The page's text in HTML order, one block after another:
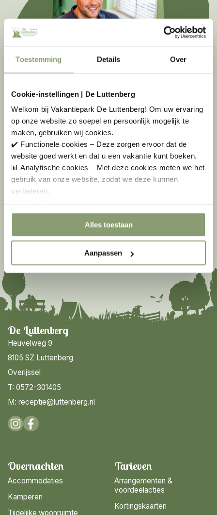
Toestemming Details Over
Cookie-instellingen | De Luttenberg
Welkom bij Vakantiepark De Luttenberg! Om uw ervaring
op onze website zo soepel en persoonlijk mogelijk te
maken, gebruiken wij cookies.
✔️ Functionele cookies – Deze zorgen ervoor dat de
website goed werkt en dat u een vakantie kunt boeken.
📊 Analytische cookies – Met deze cookies meten we het
gebruik van onze website, zodat we deze kunnen
verbeteren.
aanbiedingen en advertenties laten zien.
Alles toestaan
Aanpassen
ZIEN WE U SNEL IN LUTTENBERG?
Wij stellen alles in het werk voor het beleven van een fijn
verblijf op ons vakantiepark. We wensen iedereen ELKE
DAG EEN VAKANTIEDAG! Daar gaan we voor. Tot snel op
ons leuke, gemoedelijke vakantiepark bij de Sallandse
Vragen? Neem gerust contact met ons op
Bellen Mailen Contact opnemen
Veelgestelde vragen
De Luttenberg
Heuvelweg 9
8105 SZ Luttenberg
Overijssel
T: 0572-301405
M: receptie@luttenberg.nl
Overnachten
Accommodaties
Kamperen
Tijdelijke woonruimte
Tarieven
Arrangementen &
voordeelacties
Kortingskaarten